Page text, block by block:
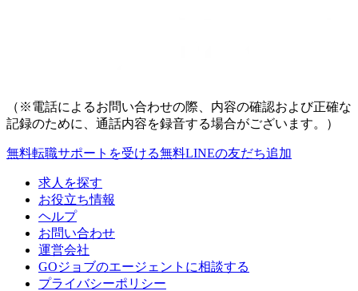
（※電話によるお問い合わせの際、内容の確認および正確な
記録のために、通話内容を録音する場合がございます。）
無料転職サポートを受ける無料LINEの友だち追加
求人を探す
お役立ち情報
ヘルプ
お問い合わせ
運営会社
GOジョブのエージェントに相談する
プライバシーポリシー